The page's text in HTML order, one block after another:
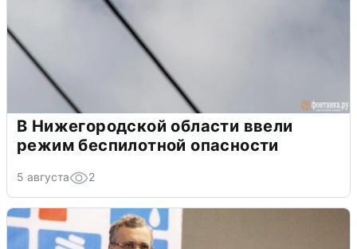
В Нижегородской области ввели
режим беспилотной опасности
5 августа 2